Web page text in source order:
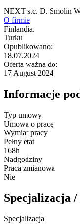
NEXT s.c. D. Smolin
O firmie
Finlandia,
Turku
Opublikowano:
18.07.2024
Oferta ważna do:
17 August 2024
Informacje
Typ umowy
Umowa o pracę
Wymiar pracy
Pełny etat
168h
Nadgodziny
Praca zmianowa
Nie
Specjalizacja
Specjalizacja